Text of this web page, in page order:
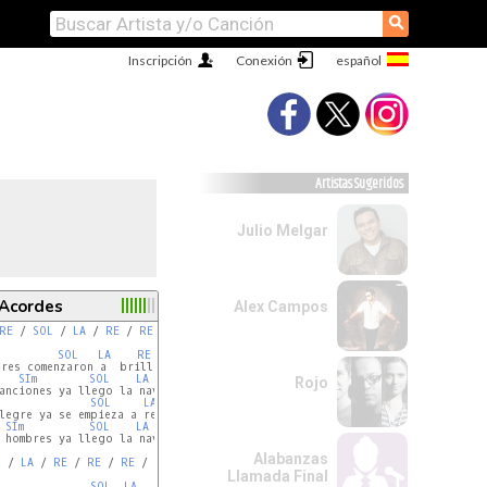
⚲
Conexión
Inscripción
RE / SOL / LA / RE / RE
SOL LA
RE
SIm SOL LA
SOL LA
SIm SOL LA
ya llego la navidad
/ LA / RE / RE / RE /
Artistas Sugeridos
Julio Melgar
Alex Campos
Rojo
Alabanzas
Llamada Final